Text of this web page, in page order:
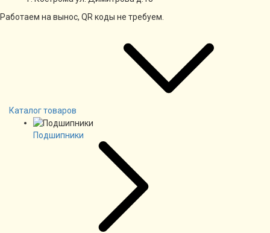
Работаем на вынос, QR коды не требуем.
Каталог товаров
Подшипники